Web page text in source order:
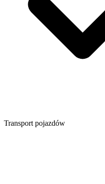
Transport pojazdów